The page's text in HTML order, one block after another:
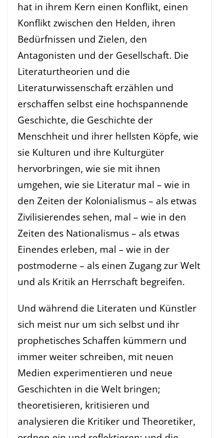
hat in ihrem Kern einen Konflikt, einen
Konflikt zwischen den Helden, ihren
Bedürfnissen und Zielen, den
Antagonisten und der Gesellschaft. Die
Literaturtheorien und die
Literaturwissenschaft erzählen und
erschaffen selbst eine hochspannende
Geschichte, die Geschichte der
Menschheit und ihrer hellsten Köpfe, wie
sie Kulturen und ihre Kulturgüter
hervorbringen, wie sie mit ihnen
umgehen, wie sie Literatur mal – wie in
den Zeiten der Kolonialismus – als etwas
Zivilisierendes sehen, mal – wie in den
Zeiten des Nationalismus – als etwas
Einendes erleben, mal – wie in der
postmoderne – als einen Zugang zur Welt
und als Kritik an Herrschaft begreifen.
Und während die Literaten und Künstler
sich meist nur um sich selbst und ihr
prophetisches Schaffen kümmern und
immer weiter schreiben, mit neuen
Medien experimentieren und neue
Geschichten in die Welt bringen;
theoretisieren, kritisieren und
analysieren die Kritiker und Theoretiker,